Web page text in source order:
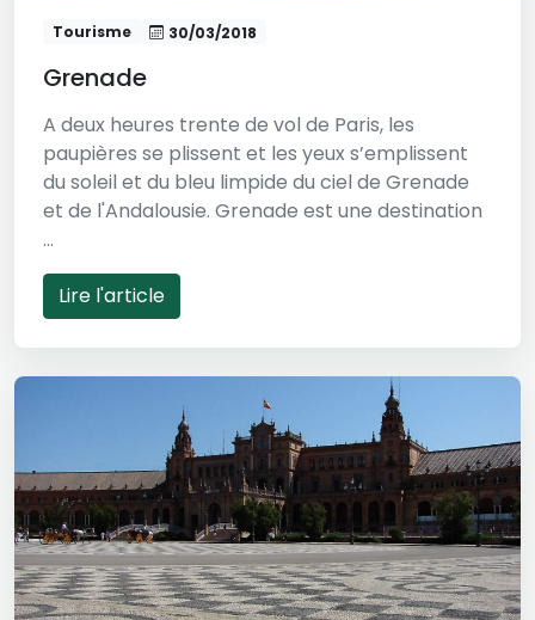
Tourisme 30/03/2018
Grenade
A deux heures trente de vol de Paris, les
paupières se plissent et les yeux s’emplissent
du soleil et du bleu limpide du ciel de Grenade
et de l'Andalousie. Grenade est une destination
...
Lire l'article